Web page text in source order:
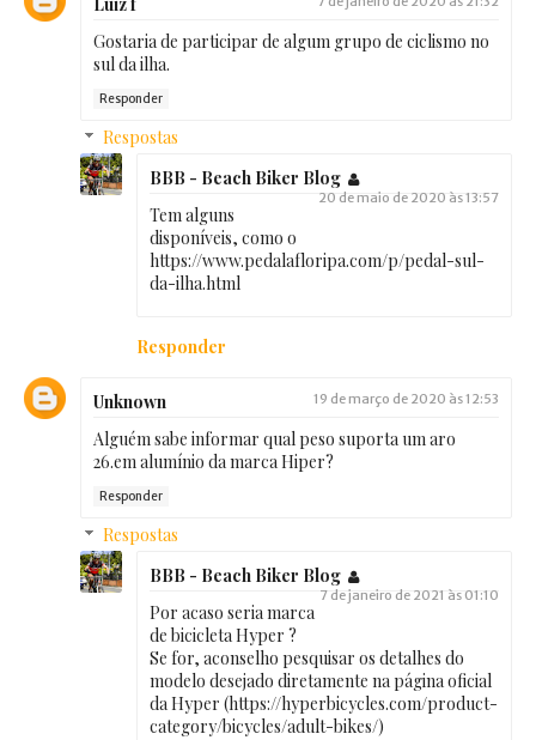
Gostaria de participar de algum grupo de ciclismo no
sul da ilha.
Responder
Respostas
BBB - Beach Biker Blog
20 de maio de 2020 às 13:57
Tem alguns
disponíveis, como o
https://www.pedalafloripa.com/p/pedal-sul-
da-ilha.html
Responder
Unknown 19 de março de 2020 às 12:53
Alguém sabe informar qual peso suporta um aro
26.em alumínio da marca Hiper?
Responder
Respostas
BBB - Beach Biker Blog
7 de janeiro de 2021 às 01:10
Por acaso seria marca
de bicicleta Hyper ?
Se for, aconselho pesquisar os detalhes do
modelo desejado diretamente na página oficial
da Hyper (https://hyperbicycles.com/product-
category/bicycles/adult-bikes/)